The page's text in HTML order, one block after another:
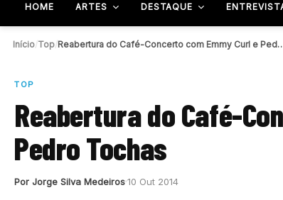
HOME ARTES DESTAQUE
Início Top Reabertura do Café-
TOP
Reabertura do Café-
Pedro Tochas
Por Jorge Silva Medeiros10 Out 2014